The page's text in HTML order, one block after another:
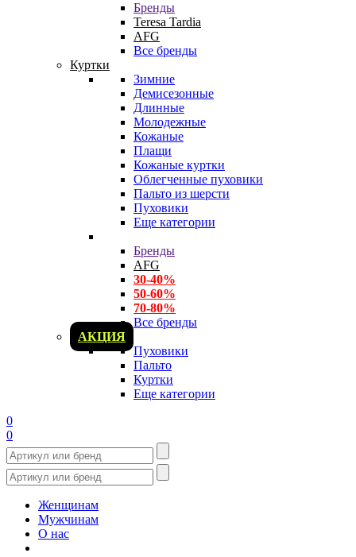
Бренды
Teresa Tardia
AFG
Все бренды
Куртки
Зимние
Демисезонные
Длинные
Молодежные
Кожаные
Плащи
Кожаные куртки
Облегченные пуховики
Пальто из шерсти
Пуховики
Еще категории
Бренды
AFG
30-40%
50-60%
70-80%
Все бренды
АКЦИЯ
Пуховики
Пальто
Куртки
Еще категории
0
0
Женщинам
Мужчинам
О нас